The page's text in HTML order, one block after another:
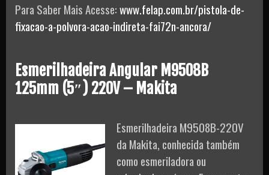
Para Saber Mais Acesse:www.felap.com.br/pistola-de-
fixacao-a-polvora-acao-indireta-fai72n-ancora/
Esmerilhadeira Angular M9508B
125mm (5″) 220V – Makita
Esmerilhadeira M9508B-220V
da Makita, conhecida também
como esmeriladora ou